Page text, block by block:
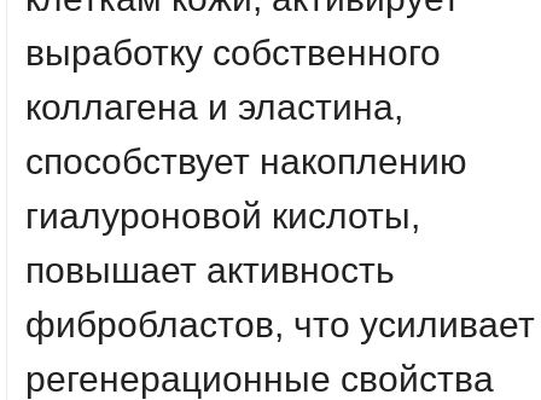
выработку собственного
коллагена и эластина,
способствует накоплению
гиалуроновой кислоты,
повышает активность
фибробластов, что усиливает
регенерационные свойства